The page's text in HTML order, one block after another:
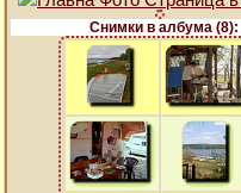
Снимки в албума (8):